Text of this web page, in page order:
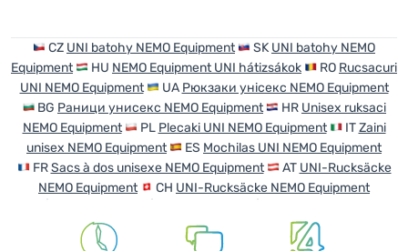
Anmelden /
Registrieren
CZ UNI batohy NEMO Equipment SK UNI batohy NEMO
Equipment
HU NEMO Equipment UNI hátizsákok RO Rucsacuri
UNI NEMO Equipment
UA Рюкзаки унісекс NEMO Equipment
BG Раници унисекс NEMO Equipment HR Unisex ruksaci
NEMO Equipment
PL Plecaki UNI NEMO Equipment ITZaini
unisex NEMO Equipment
ES Mochilas UNI NEMO Equipment
FRSacs à dos unisexe NEMO Equipment AT UNI-Rucksäcke
NEMO Equipment
CH UNI-Rucksäcke NEMO Equipment